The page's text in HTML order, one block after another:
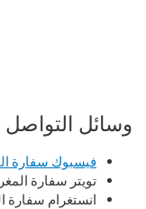
وسائل التواصل
فيسبوك سفارة
تويتر سفارة
انستغرام سفارة